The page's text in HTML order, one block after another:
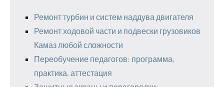
Ремонт турбин и систем наддува двигателя
Ремонт ходовой части и подвески грузовиков
Камаз любой сложности
Переобучение педагогов: программа,
практика, аттестация